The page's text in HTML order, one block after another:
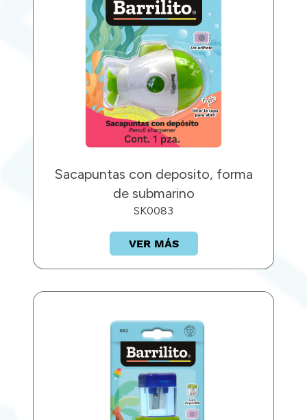
Sacapuntas con deposito, forma
de submarino
SK0083
VER MÁS